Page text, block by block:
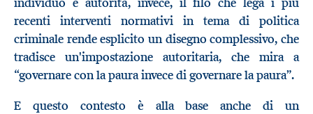
recenti interventi normativi in tema di politica
criminale rende esplicito un disegno complessivo, che
tradisce un'impostazione autoritaria, che mira a
“governare con la paura invece di governare la paura”.
E questo contesto è alla base anche di un